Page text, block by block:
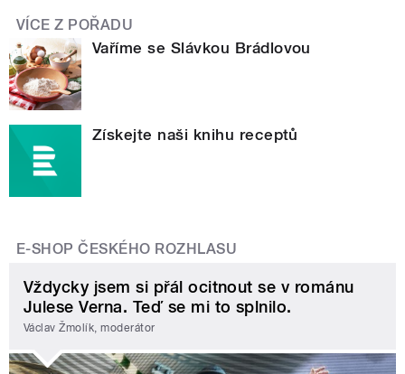
VÍCE Z POŘADU
Vaříme se Slávkou Brádlovou
Získejte naši knihu receptů
E-SHOP ČESKÉHO ROZHLASU
Vždycky jsem si přál ocitnout se v románu
Julese Verna. Teď se mi to splnilo.
Václav Žmolík, moderátor